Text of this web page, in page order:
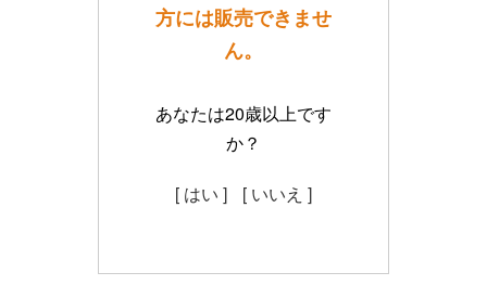
方には販売できませ
ん。
あなたは20歳以上です
か？
[ はい ] [ いいえ ]